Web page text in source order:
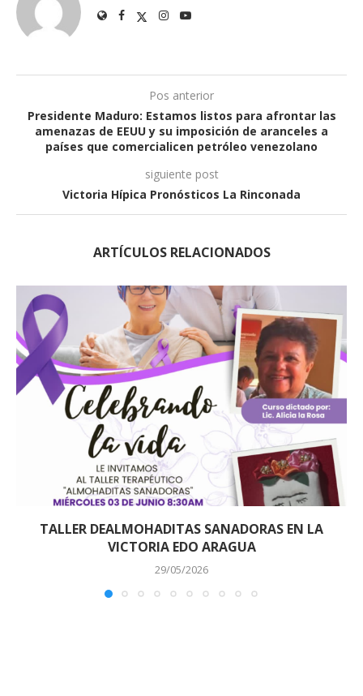
Pos anterior
Presidente Maduro: Estamos listos para afrontar las
amenazas de EEUU y su imposición de aranceles a
países que comercialicen petróleo venezolano
siguiente post
Victoria Hípica Pronósticos La Rinconada
ARTÍCULOS RELACIONADOS
TALLER DEALMOHADITAS SANADORAS EN LA
VICTORIA EDO ARAGUA
29/05/2026